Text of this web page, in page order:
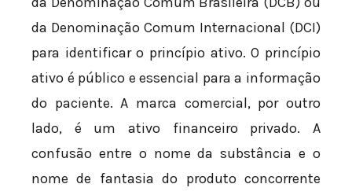
da Denominação Comum Internacional (DCI)
para identificar o princípio ativo. O princípio
ativo é público e essencial para a informação
do paciente. A marca comercial, por outro
lado, é um ativo financeiro privado. A
confusão entre o nome da substância e o
nome de fantasia do produto concorrente